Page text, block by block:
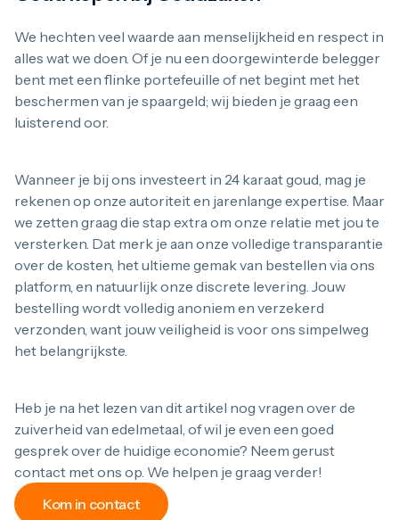
We hechten veel waarde aan menselijkheid en respect in
alles wat we doen. Of je nu een doorgewinterde belegger
bent met een flinke portefeuille of net begint met het
beschermen van je spaargeld; wij bieden je graag een
luisterend oor.
Wanneer je bij ons investeert in 24 karaat goud, mag je
rekenen op onze autoriteit en jarenlange expertise. Maar
we zetten graag die stap extra om onze relatie met jou te
versterken. Dat merk je aan onze volledige transparantie
over de kosten, het ultieme gemak van bestellen via ons
platform, en natuurlijk onze discrete levering. Jouw
bestelling wordt volledig anoniem en verzekerd
verzonden, want jouw veiligheid is voor ons simpelweg
het belangrijkste.
Heb je na het lezen van dit artikel nog vragen over de
zuiverheid van edelmetaal, of wil je even een goed
gesprek over de huidige economie? Neem gerust
contact met ons op. We helpen je graag verder!
Kom in contact